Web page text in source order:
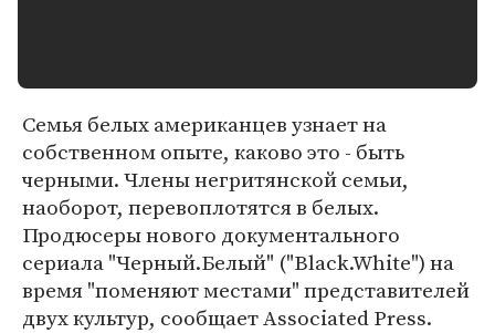
Семья белых американцев узнает на
собственном опыте, каково это - быть
черными. Члены негритянской семьи,
наоборот, перевоплотятся в белых.
Продюсеры нового документального
сериала "Черный.Белый" ("Black.White") на
время "поменяют местами" представителей
двух культур, сообщает Associated Press.